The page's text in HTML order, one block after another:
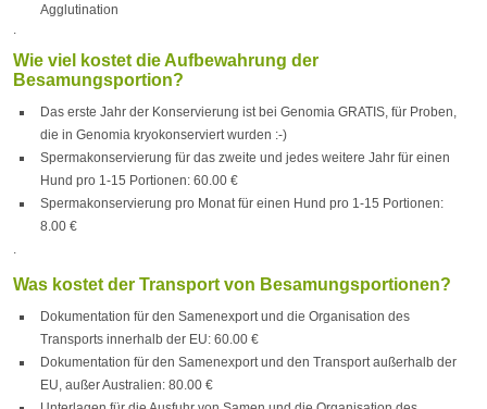
Agglutination
Wie viel kostet die Aufbewahrung der
Besamungsportion?
Das erste Jahr der Konservierung ist bei Genomia GRATIS, für Proben,
die in Genomia kryokonserviert wurden :-)
Spermakonservierung für das zweite und jedes weitere Jahr für einen
Hund pro 1-15 Portionen: 60.00 €
Spermakonservierung pro Monat für einen Hund pro 1-15 Portionen:
8.00 €
Was kostet der Transport von Besamungsportionen?
Dokumentation für den Samenexport und die Organisation des
Transports innerhalb der EU: 60.00 €
Dokumentation für den Samenexport und den Transport außerhalb der
EU, außer Australien: 80.00 €